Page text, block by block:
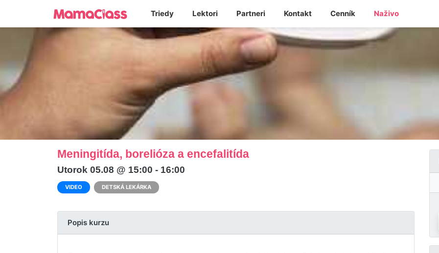
Triedy Lektori Partneri Kontakt Cenník Naživo
Meningitída, borelióza a encefalitída
Utorok 05.08 @ 15:00 - 16:00
VIDEO DETSKÁ LEKÁRKA
Popis kurzu